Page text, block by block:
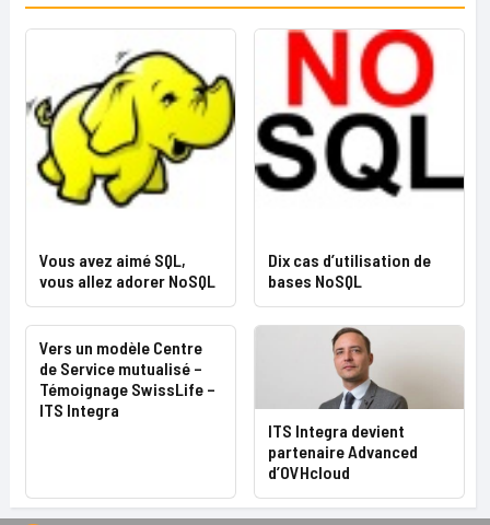
Vous avez aimé SQL,
vous allez adorer NoSQL
Dix cas d’utilisation de
bases NoSQL
Vers un modèle Centre
de Service mutualisé –
Témoignage SwissLife –
ITS Integra
ITS Integra devient
partenaire Advanced
d’OVHcloud